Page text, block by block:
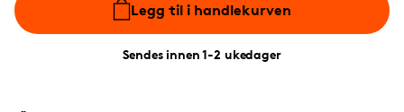
Legg til i handlekurven
Sendes innen 1-2 ukedager